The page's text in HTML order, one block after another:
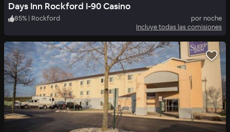
Days Inn Rockford I-90 Casino
85% | Rockford
por noche
Incluye todas las comisiones